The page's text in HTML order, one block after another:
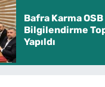
Bafra Karma OSB
Bilgilendirme
Yapıldı